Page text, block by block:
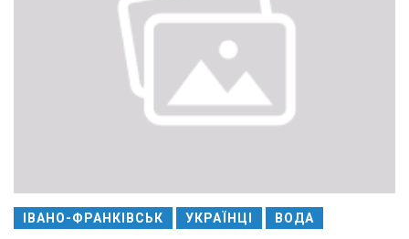
ІВАНО-ФРАНКІВСЬК УКРАЇНЦІ ВОДА